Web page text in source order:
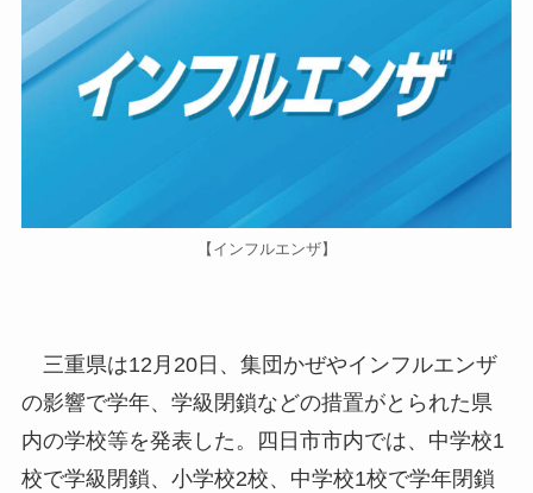
【インフルエンザ】
三重県は12月20日、集団かぜやインフルエンザ
の影響で学年、学級閉鎖などの措置がとられた県
内の学校等を発表した。四日市市内では、中学校1
校で学級閉鎖、小学校2校、中学校1校で学年閉鎖